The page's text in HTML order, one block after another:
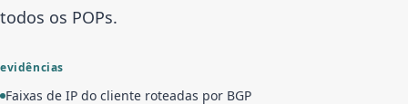
todos os POPs.
evidências
Faixas de IP do cliente roteadas por BGP